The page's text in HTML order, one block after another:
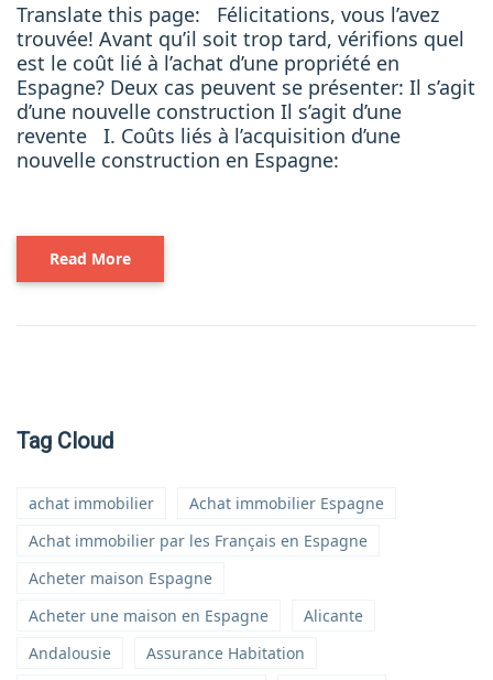
Translate this page: Félicitations, vous l’avez
trouvée! Avant qu’il soit trop tard, vérifions quel
est le coût lié à l’achat d’une propriété en
Espagne? Deux cas peuvent se présenter: Il s’agit
d’une nouvelle construction Il s’agit d’une
revente I. Coûts liés à l’acquisition d’une
nouvelle construction en Espagne:
Read More
Tag Cloud
achat immobilier
Achat immobilier Espagne
Achat immobilier par les Français en Espagne
Acheter maison Espagne
Acheter une maison en Espagne
Alicante
Andalousie
Assurance Habitation